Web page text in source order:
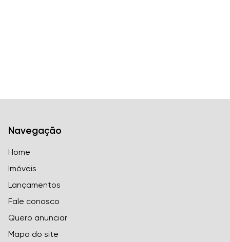
Navegação
Home
Imóveis
Lançamentos
Fale conosco
Quero anunciar
Mapa do site